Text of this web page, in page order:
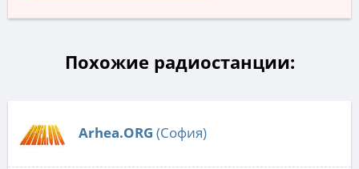
Похожие радиостанции:
Arhea.ORG (София)